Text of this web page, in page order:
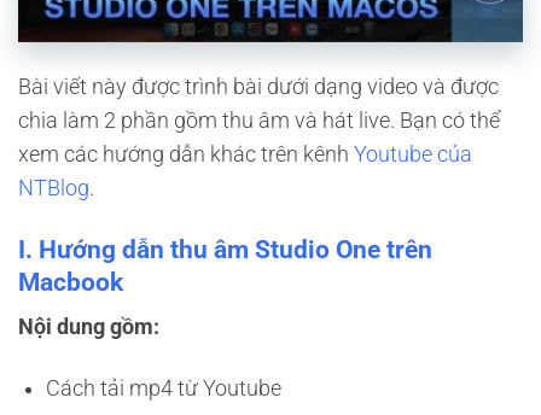
Bài viết này được trình bài dưới dạng video và được
chia làm 2 phần gồm thu âm và hát live. Bạn có thể
xem các hướng dẫn khác trên kênh Youtube của
NTBlog.
I. Hướng dẫn thu âm Studio One trên
Macbook
Nội dung gồm:
Cách tải mp4 từ Youtube